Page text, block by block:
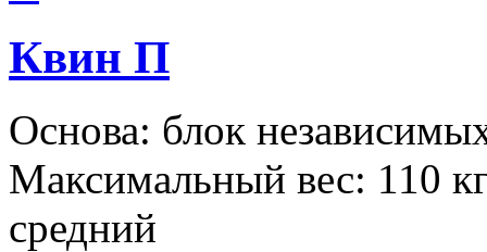
Квин П
Основа: блок
Максимальный вес: 110
средний